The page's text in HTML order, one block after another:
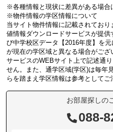
※各種情報と現状に差異がある場合
※物件情報の学区情報について
当サイト物件情報に記載されてお
値情報ダウンロードサービスが提
び中学校区データ【2016年度】を
が現在の学区域と異なる場合がご
サービスのWEBサイト上で記述通
せん。また、通学区域(学区)は毎年
らを踏まえ学区情報は参考としてご
お部屋探しの
088-